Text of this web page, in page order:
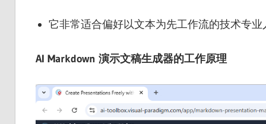
它非常适合偏好以文本为先工作流的技术专业
AI Markdown 演示文稿生成器的工作原理